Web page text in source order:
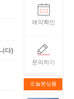
예약확인
문의하기
오늘본상품
다)